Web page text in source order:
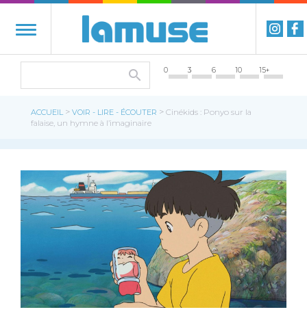
0 3 6 10 15+
ACCUEIL > VOIR - LIRE - ÉCOUTER > Cinékids : Ponyo sur la
falaise, un hymne à l’imaginaire